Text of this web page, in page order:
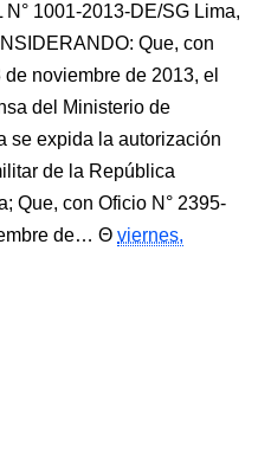
1001-2013-DE/SG Lima,
Que, con
noviembre de 2013, el
del Ministerio de
se expida la autorización
de la República
Que, con Oficio N° 2395-
de…
viernes,